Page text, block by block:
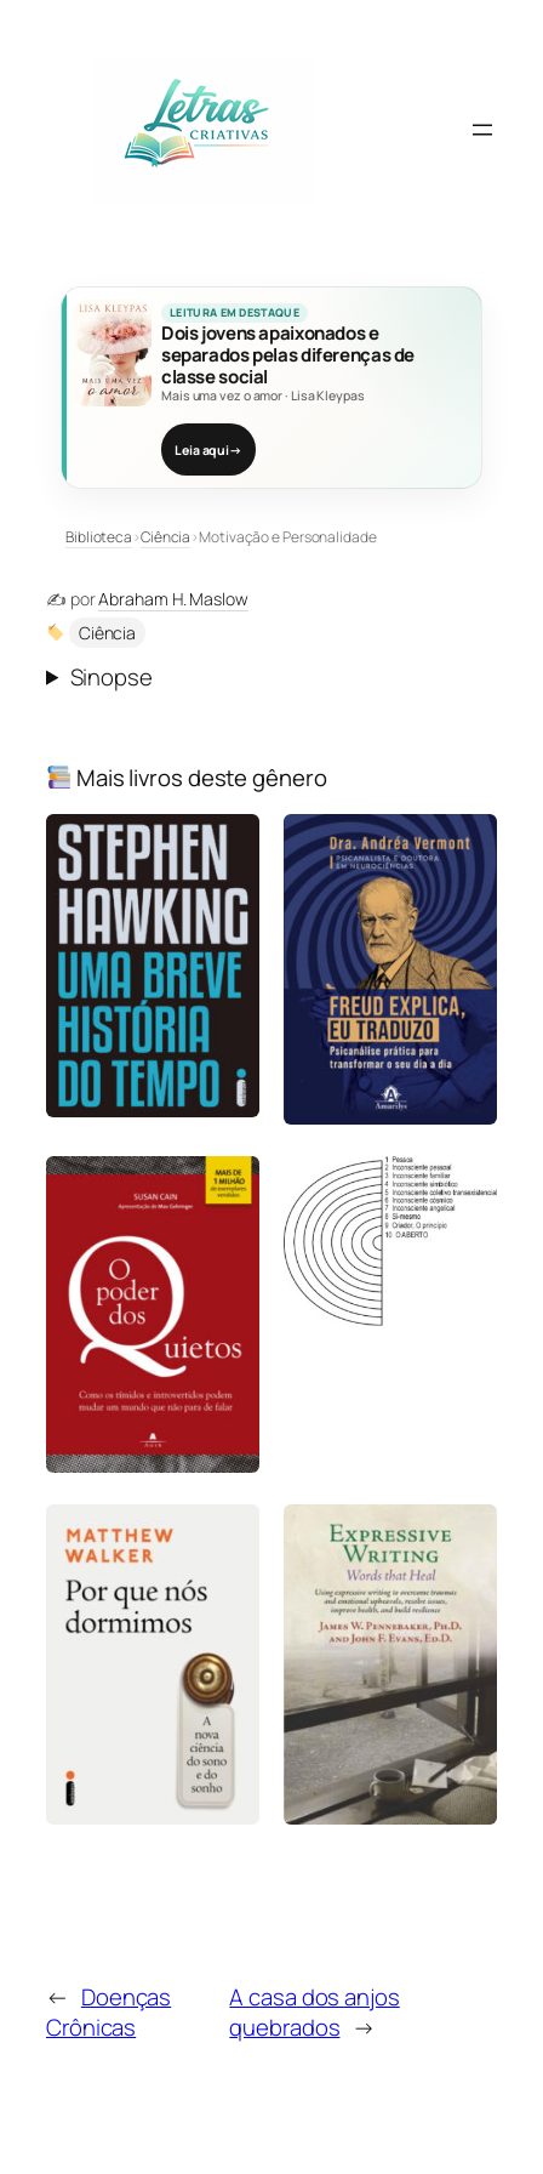
LEITURA EM DESTAQUE
Dois jovens apaixonados e
separados pelas diferenças de
classe social
Mais uma vez o amor· Lisa Kleypas
Leia aqui→
Biblioteca›Ciência›Motivação e Personalidade
✍️ porAbraham H. Maslow
Ciência
Sinopse
Mais livros deste gênero
← Doenças
Crônicas
A casa dos anjos
quebrados →